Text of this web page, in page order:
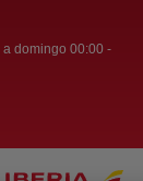
domingo 00:00 -